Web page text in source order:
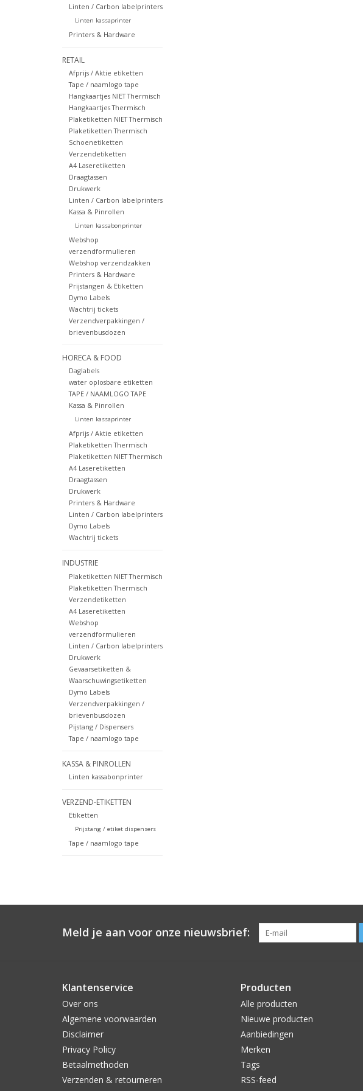
Linten / Carbon labelprinters
Linten kassaprinter
Printers & Hardware
RETAIL
Afprijs / Aktie etiketten
Tape / naamlogo tape
Hangkaartjes NIET Thermisch
Hangkaartjes Thermisch
Plaketiketten NIET Thermisch
Plaketiketten Thermisch
Schoenetiketten
Verzendetiketten
A4 Laseretiketten
Draagtassen
Drukwerk
Linten / Carbon labelprinters
Kassa & Pinrollen
Linten kassabonprinter
Webshop
verzendformulieren
Webshop verzendzakken
Printers & Hardware
Prijstangen & Etiketten
Dymo Labels
Wachtrij tickets
Verzendverpakkingen /
brievenbusdozen
HORECA & FOOD
Daglabels
water oplosbare etiketten
TAPE / NAAMLOGO TAPE
Kassa & Pinrollen
Linten kassaprinter
Afprijs / Aktie etiketten
Plaketiketten Thermisch
Plaketiketten NIET Thermisch
A4 Laseretiketten
Draagtassen
Drukwerk
Printers & Hardware
Linten / Carbon labelprinters
Dymo Labels
Wachtrij tickets
INDUSTRIE
Plaketiketten NIET Thermisch
Plaketiketten Thermisch
Verzendetiketten
A4 Laseretiketten
Webshop
verzendformulieren
Linten / Carbon labelprinters
Drukwerk
Gevaarsetiketten &
Waarschuwingsetiketten
Dymo Labels
Verzendverpakkingen /
brievenbusdozen
Pijstang / Dispensers
Tape / naamlogo tape
KASSA & PINROLLEN
Linten kassabonprinter
VERZEND-ETIKETTEN
Etiketten
Prijstang / etiket dispensers
Tape / naamlogo tape
Meld je aan voor onze nieuwsbrief:
Klantenservice
Over ons
Algemene voorwaarden
Disclaimer
Privacy Policy
Betaalmethoden
Verzenden & retourneren
Producten
Alle producten
Nieuwe producten
Aanbiedingen
Merken
Tags
RSS-feed